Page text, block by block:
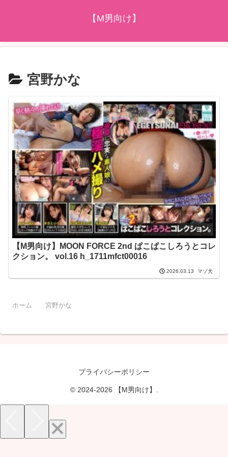
【M男向け】
宮野かな
【M男向け】MOON FORCE 2nd ぱこぱこしろうとコレ
クション。 vol.16 h_1711mfct00016
2026.03.13 マゾ犬
ホーム 宮野かな
プライバシーポリシー
© 2024-2026 【M男向け】.